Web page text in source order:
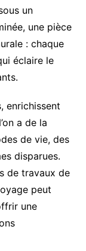
un
une pièce
: chaque
éclaire le
enrichissent
a de la
de vie, des
disparues.
de travaux de
peut
une